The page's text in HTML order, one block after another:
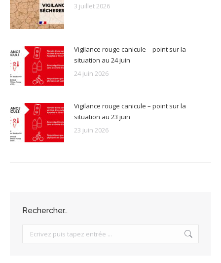
3 juillet 2026
Vigilance rouge canicule – point sur la
situation au 24 juin
24 juin 2026
Vigilance rouge canicule – point sur la
situation au 23 juin
23 juin 2026
Rechercher…
Search: